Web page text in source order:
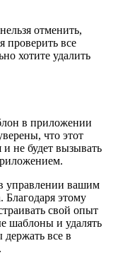
отменить,
проверить все
хотите удалить
в приложении
что этот
и не будет вызывать
управлении вашим
этому
свой опыт
шаблоны и удалять
все в